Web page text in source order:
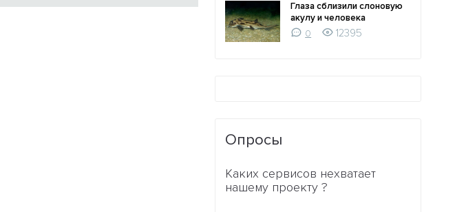
Глаза сблизили слоновую
акулу и человека
0
12395
Опросы
Каких сервисов нехватает
нашему проекту ?